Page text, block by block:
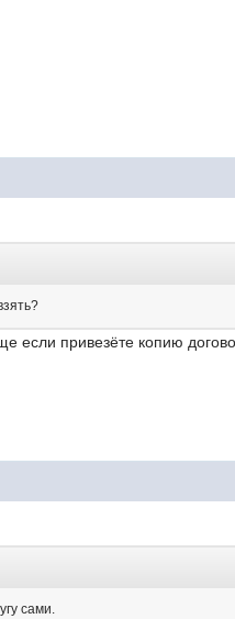
если привезёте копию
сами.